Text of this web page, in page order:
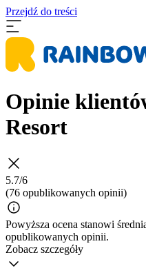
Przejdź do treści
Opinie
Resort
5.7/6
(76 opublikowanych opinii)
Powyższa ocena stanowi
opublikowanych opinii.
Zobacz szczegóły